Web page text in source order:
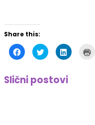
Share this:
Click
to
share
Facebook
(Opens
in
Click
to
share
(Opens
in
Click
to
Slični postovi